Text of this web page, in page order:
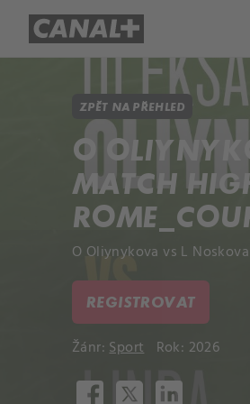
ZPĚT NA PŘEHLED
O
MATCH
O Oliynykova vs L
REGISTROVAT
Žánr:Sport Rok: 2026